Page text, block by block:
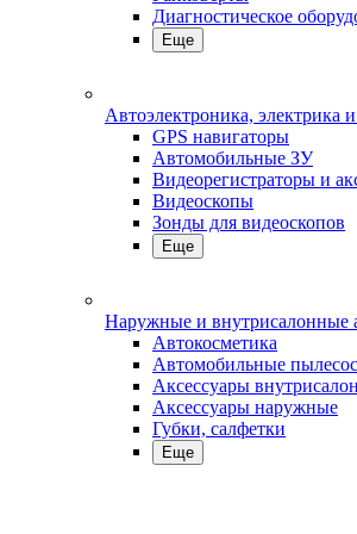
Диагностическое
Еще
Автоэлектроника, электрика
GPS навигаторы
Автомобильные ЗУ
Видеорегистраторы и
Видеоскопы
Зонды для видеоскопов
Еще
Наружные и внутрисалонные
Автокосметика
Автомобильные
Аксесcуары
Аксессуары наружные
Губки, салфетки
Еще